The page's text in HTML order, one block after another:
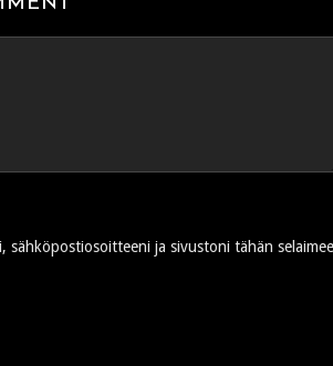
sähköpostiosoitteeni ja sivustoni tähän